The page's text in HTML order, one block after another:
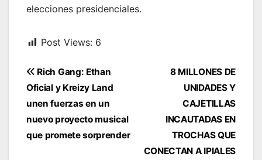
elecciones presidenciales.
Post Views: 6
Navegación
de
entradas
8 MILLONES DE
UNIDADES Y
CAJETILLAS
INCAUTADAS EN
TROCHAS QUE
CONECTAN A IPIALES
Rich Gang: Ethan
Oficial y Kreizy Land
unen fuerzas en un
nuevo proyecto musical
que promete sorprender